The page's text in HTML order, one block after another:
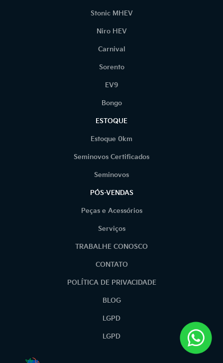
Stonic MHEV
Niro HEV
Carnival
Sorento
EV9
Bongo
ESTOQUE
Estoque 0km
Seminovos Certificados
Seminovos
PÓS-VENDAS
Peças e Acessórios
Serviços
TRABALHE CONOSCO
CONTATO
POLÍTICA DE PRIVACIDADE
BLOG
LGPD
LGPD